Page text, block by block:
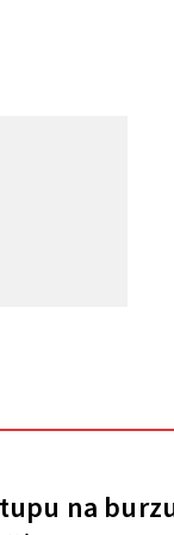
na